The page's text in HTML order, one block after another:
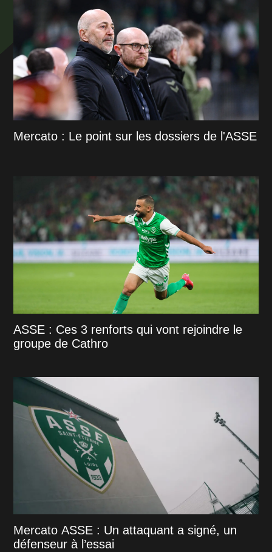
Mercato : Le point sur les dossiers de l'ASSE
ASSE : Ces 3 renforts qui vont rejoindre le
groupe de Cathro
Mercato ASSE : Un attaquant a signé, un
défenseur à l’essai